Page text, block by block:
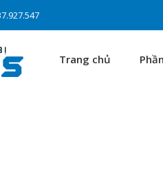
Trang chủ